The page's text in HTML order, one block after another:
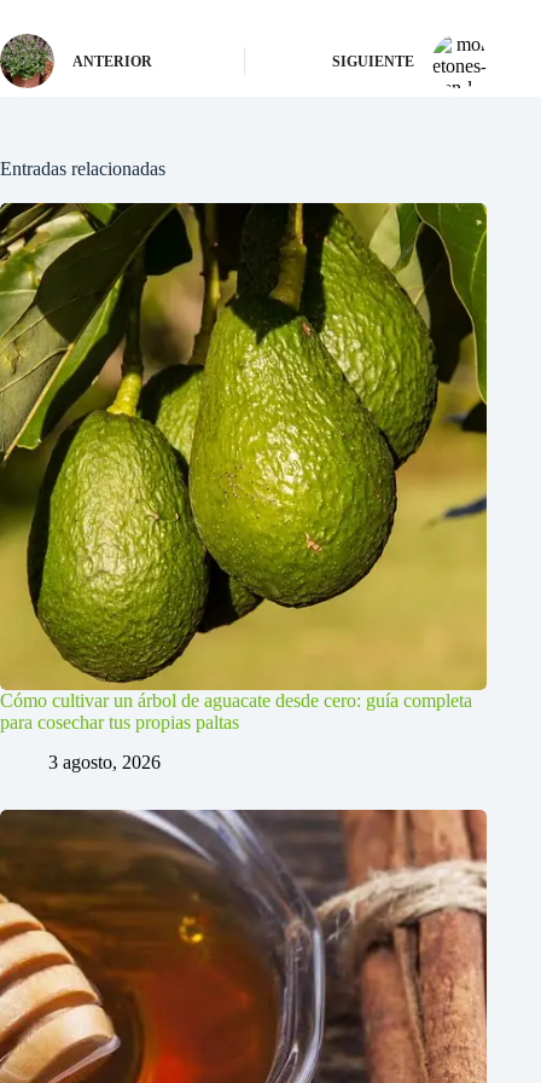
ANTERIOR SIGUIENTE
Entradas relacionadas
Cómo cultivar un árbol de aguacate desde cero: guía completa
para cosechar tus propias paltas
3 agosto, 2026